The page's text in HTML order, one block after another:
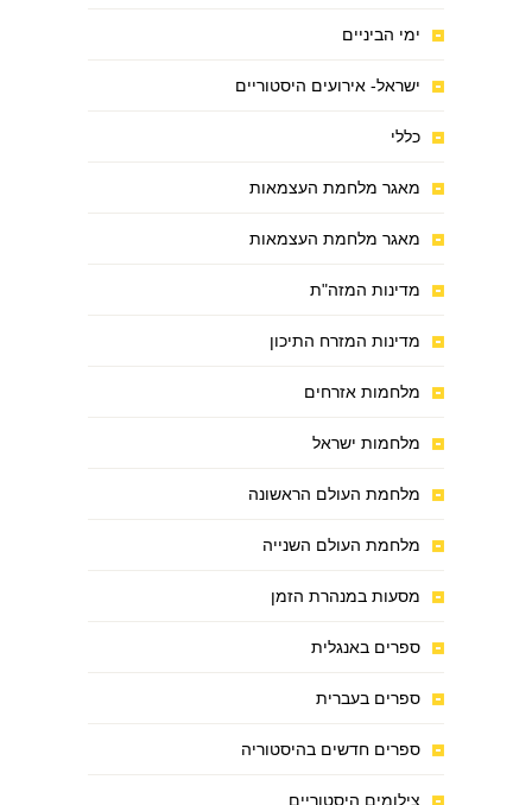
ימי הביניים
ישראל- אירועים היסטוריים
כללי
מאגר מלחמת העצמאות
מאגר מלחמת העצמאות
מדינות המזה"ת
מדינות המזרח התיכון
מלחמות אזרחים
מלחמות ישראל
מלחמת העולם הראשונה
מלחמת העולם השנייה
מסעות במנהרת הזמן
ספרים באנגלית
ספרים בעברית
ספרים חדשים בהיסטוריה
צילומים היסטוריים